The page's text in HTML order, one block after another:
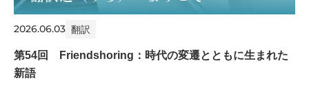
2026.06.03 翻訳
第54回 Friendshoring：時代の変遷とともに生まれた
新語